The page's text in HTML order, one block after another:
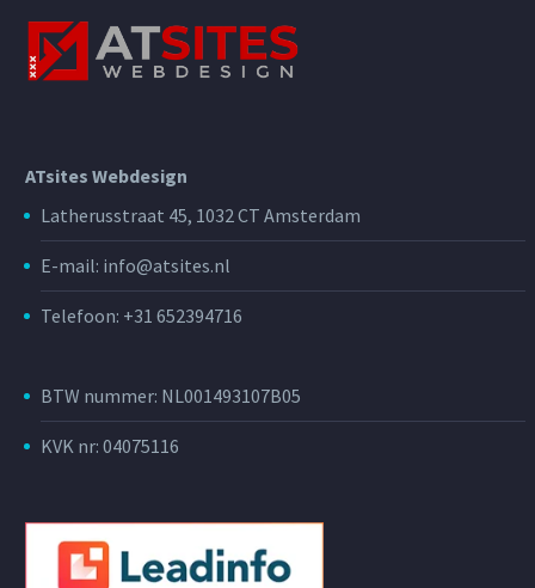
ATsites Webdesign
Latherusstraat 45, 1032 CT Amsterdam
E-mail: info@atsites.nl
Telefoon: +31 652394716
BTW nummer: NL001493107B05
KVK nr: 04075116